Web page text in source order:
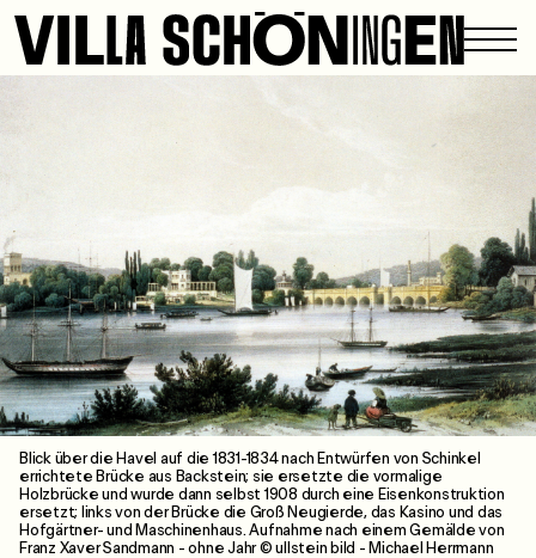
Blick über die Havel auf die 1831-1834 nach Entwürfen von Schinkel
errichtete Brücke aus Backstein; sie ersetzte die vormalige
Holzbrücke und wurde dann selbst 1908 durch eine Eisenkonstruktion
ersetzt; links von der Brücke die Groß Neugierde, das Kasino und das
Hofgärtner- und Maschinenhaus. Aufnahme nach einem Gemälde von
Franz Xaver Sandmann - ohne Jahr © ullstein bild - Michael Herrmann